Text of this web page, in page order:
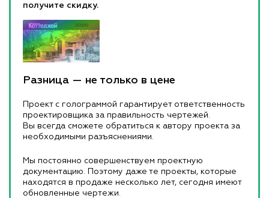
получите скидку.
Разница — не только в цене
Проект с голограммой гарантирует ответственность
проектировщика за правильность чертежей.
Вы всегда сможете обратиться к автору проекта за
необходимыми разъяснениями.
Мы постоянно совершенствуем проектную
документацию. Поэтому даже те проекты, которые
находятся в продаже несколько лет, сегодня имеют
обновленные чертежи.